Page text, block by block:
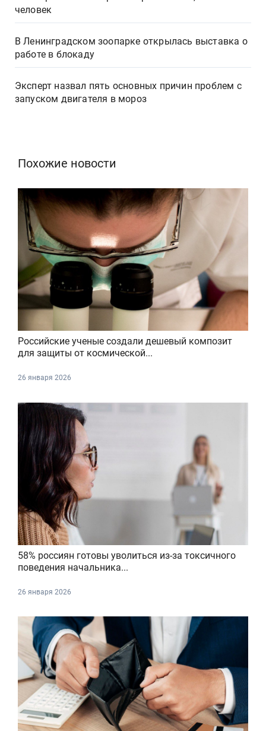
человек
В Ленинградском зоопарке открылась выставка о
работе в блокаду
Эксперт назвал пять основных причин проблем с
запуском двигателя в мороз
Похожие новости
Российские ученые создали дешевый композит
для защиты от космической...
26 января 2026
58% россиян готовы уволиться из-за токсичного
поведения начальника...
26 января 2026